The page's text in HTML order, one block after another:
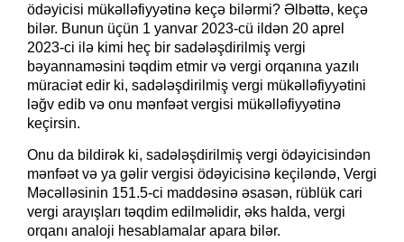
ödəyicisi mükəlləfiyyətinə keçə bilərmi? Əlbəttə, keçə
bilər. Bunun üçün 1 yanvar 2023-cü ildən 20 aprel
2023-ci ilə kimi heç bir sadələşdirilmiş vergi
bəyannaməsini təqdim etmir və vergi orqanına yazılı
müraciət edir ki, sadələşdirilmiş vergi mükəlləfiyyətini
ləğv edib və onu mənfəət vergisi mükəlləfiyyətinə
keçirsin.
Onu da bildirək ki, sadələşdirilmiş vergi ödəyicisindən
mənfəət və ya gəlir vergisi ödəyicisinə keçiləndə, Vergi
Məcəlləsinin 151.5-ci maddəsinə əsasən, rüblük cari
vergi arayışları təqdim edilməlidir, əks halda, vergi
orqanı analoji hesablamalar apara bilər.